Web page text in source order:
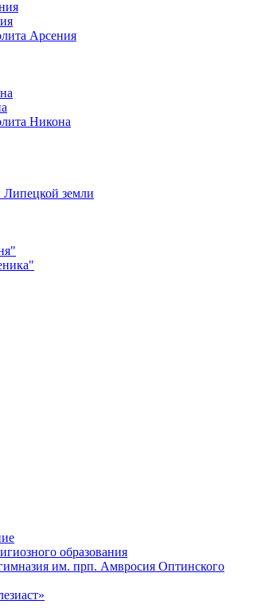
Арсения
Никона
земли
образования
им. прп. Амвросия Оптинского